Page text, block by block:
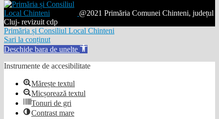
@2021 Primăria Comunei Chinteni, județul
Cluj- revizuit cdp
Primăria și Consiliul Local Chinteni
Sari la conținut
Deschide bara de unelte
Instrumente de accesibilitate
Mărește textul
Micșorează textul
Tonuri de gri
Contrast mare